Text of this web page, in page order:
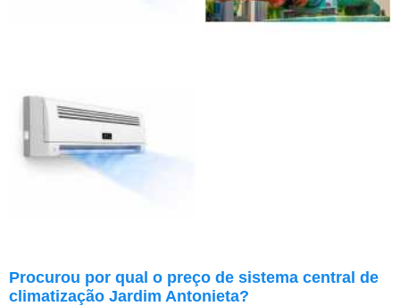
Procurou por qual o preço de sistema central de
climatização Jardim Antonieta?